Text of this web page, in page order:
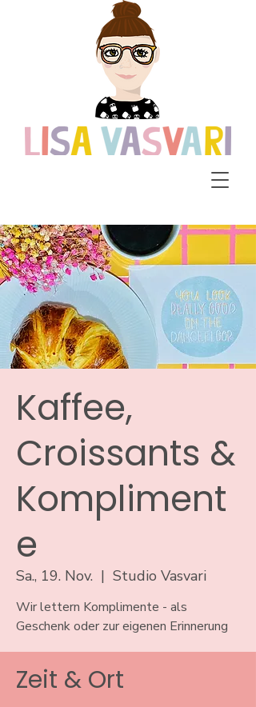
Kaffee,
Croissants &
Kompliment
e
Sa., 19. Nov.
  |
Studio Vasvari
Wir lettern Komplimente - als
Geschenk oder zur eigenen Erinnerung
Zeit & Ort